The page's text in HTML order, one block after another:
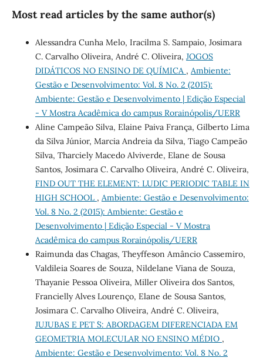
Most read articles by the same author(s)
Alessandra Cunha Melo, Iracilma S. Sampaio, Josimara
C. Carvalho Oliveira, André C. Oliveira, JOGOS
DIDÁTICOS NO ENSINO DE QUÍMICA , Ambiente:
Gestão e Desenvolvimento: Vol. 8 No. 2 (2015):
Ambiente: Gestão e Desenvolvimento | Edição Especial
- V Mostra Acadêmica do campus Rorainópolis/UERR
Aline Campeão Silva, Elaine Paiva França, Gilberto Lima
da Silva Júnior, Marcia Andreia da Silva, Tiago Campeão
Silva, Tharciely Macedo Alviverde, Elane de Sousa
Santos, Josimara C. Carvalho Oliveira, André C. Oliveira,
FIND OUT THE ELEMENT: LUDIC PERIODIC TABLE IN
HIGH SCHOOL , Ambiente: Gestão e Desenvolvimento:
Vol. 8 No. 2 (2015): Ambiente: Gestão e
Desenvolvimento | Edição Especial - V Mostra
Acadêmica do campus Rorainópolis/UERR
Raimunda das Chagas, Theyffeson Amâncio Cassemiro,
Valdileia Soares de Souza, Nildelane Viana de Souza,
Thayanie Pessoa Oliveira, Miller Oliveira dos Santos,
Francielly Alves Lourenço, Elane de Sousa Santos,
Josimara C. Carvalho Oliveira, André C. Oliveira,
JUJUBAS E PET ́S: ABORDAGEM DIFERENCIADA EM
GEOMETRIA MOLECULAR NO ENSINO MÉDIO ,
Ambiente: Gestão e Desenvolvimento: Vol. 8 No. 2